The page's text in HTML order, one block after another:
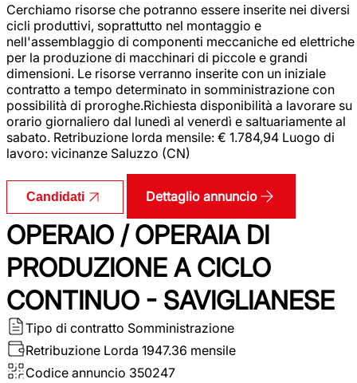
Cerchiamo risorse che potranno essere inserite nei diversi
cicli produttivi, soprattutto nel montaggio e
nell'assemblaggio di componenti meccaniche ed elettriche
per la produzione di macchinari di piccole e grandi
dimensioni. Le risorse verranno inserite con un iniziale
contratto a tempo determinato in somministrazione con
possibilità di proroghe.Richiesta disponibilità a lavorare su
orario giornaliero dal lunedì al venerdì e saltuariamente al
sabato. Retribuzione lorda mensile: € 1.784,94 Luogo di
lavoro: vicinanze Saluzzo (CN)
Candidati Dettaglio annuncio
OPERAIO / OPERAIA DI
PRODUZIONE A CICLO
CONTINUO - SAVIGLIANESE
Tipo di contratto Somministrazione
Retribuzione Lorda 1947.36 mensile
Codice annuncio 350247